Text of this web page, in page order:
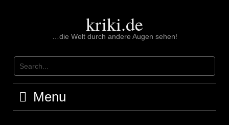
kriki.de
…die Welt durch andere Augen sehen!
Menu